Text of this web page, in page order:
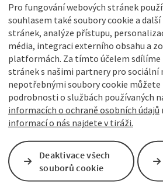
Pro fungování webových stránek
souhlasem také soubory cookie a
stránek, analýze přístupu,
média, integraci externího obsahu a
platformách. Za tímto účelem sdílíme
stránek s našimi partnery pro sociální
nepotřebnými soubory cookie
podrobnosti o službách používaných
informacích o ochraně osobních údajů
informací o nás najdete v tiráži.
Deaktivace všech
souborů cookie